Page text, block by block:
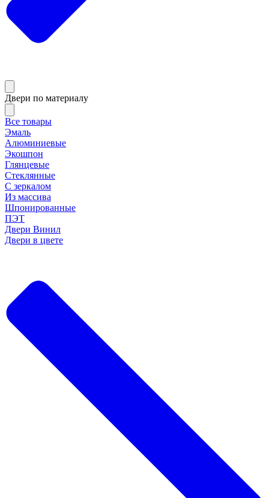
Двери по материалу
Все товары
Эмаль
Алюминиевые
Экошпон
Глянцевые
Стеклянные
С зеркалом
Из массива
Шпонированные
ПЭТ
Двери Винил
Двери в цвете